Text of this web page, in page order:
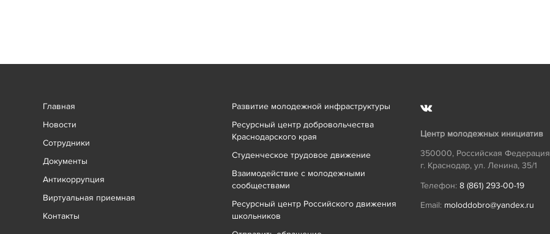
Главная
Новости
Сотрудники
Документы
Антикоррупция
Виртуальная приемная
Контакты
Развитие молодежной инфраструктуры
Ресурсный центр добровольчества
Краснодарского края
Студенческое трудовое движение
Взаимодействие с молодежными
сообществами
Ресурсный центр Российского движения
школьников
Центр молодежных инициатив
350000, Российская Федерация
г. Краснодар, ул. Ленина, 35/1
Телефон: 8 (861) 293-00-19
Email: moloddobro@yandex.ru